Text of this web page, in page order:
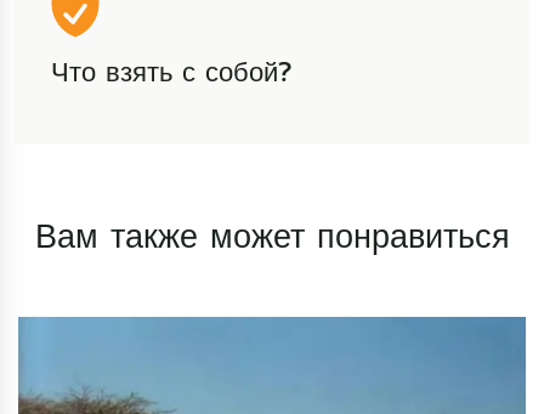
Что взять с собой?
Вам также может понравиться